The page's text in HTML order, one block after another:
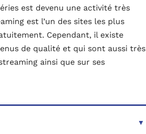
est devenu une activité très
est l’un des sites les plus
Cependant, il existe
de qualité et qui sont aussi très
ainsi que sur ses